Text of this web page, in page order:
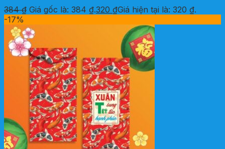
384₫ Giá gốc là: 384 ₫.320 ₫Giá hiện tại là: 320 ₫.
-17%